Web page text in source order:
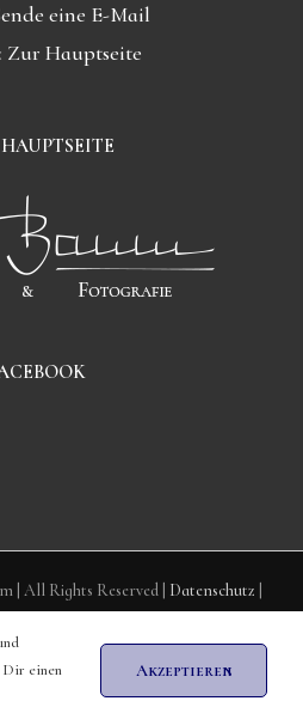
eine E-Mail
Zur Hauptseite
| All Rights Reserved | Datenschutz
FacebookTwitter Instagram
Dir einen
Akzeptieren